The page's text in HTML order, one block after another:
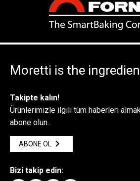
Moretti is the
Takipte kalın!
Ürünlerimizle ilgili tüm haberleri
abone olun.
ABONE OL
Bizi takip edin: